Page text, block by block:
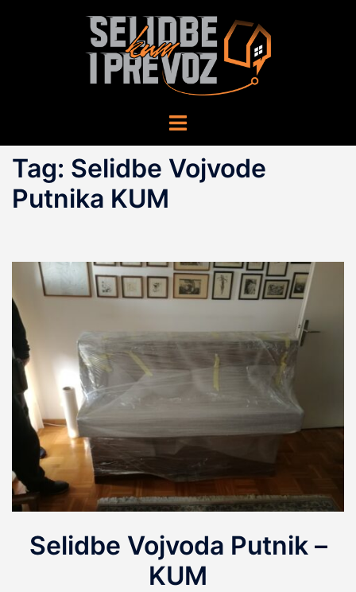
Toggle
Tag: Selidbe Vojvode
Putnika KUM
Selidbe Vojvoda Putnik –
KUM